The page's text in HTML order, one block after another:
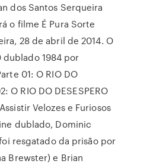
dos Santos Serqueira
o filme É Pura Sorte
28 de abril de 2014. O
dublado 1984 por
01: O RIO DO
O RIO DO DESESPERO
Velozes e Furiosos
dublado, Dominic
resgatado da prisão por
Brewster) e Brian